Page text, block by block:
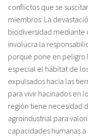
conflictos que se
miembros: La
biodiversidad mediante
involucra la
porque pone en peligro
especial el hábitat de
expulsados hacia las
para vivir hacinados en
región tiene necesidad
agroindustrial para
capacidades humanas